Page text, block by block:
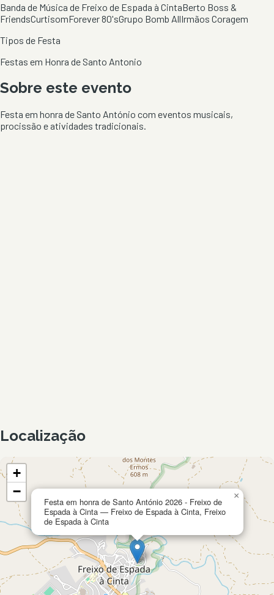
Banda de Música de Freixo de Espada à CintaBerto Boss &
FriendsCurtisomForever 80'sGrupo Bomb AllIrmãos Coragem
Tipos de Festa
Festas em Honra de Santo Antonio
Sobre este evento
Festa em honra de Santo António com eventos musicais,
procissão e atividades tradicionais.
Localização
Festa em honra de Santo António 2026 - Freixo de
Espada à Cinta — Freixo de Espada à Cinta, Freixo
de Espada à Cinta
×
+
−